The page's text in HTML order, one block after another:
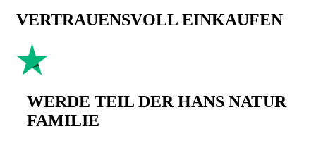
VERTRAUENSVOLL EINKAUFEN
WERDE TEIL DER HANS NATUR
FAMILIE